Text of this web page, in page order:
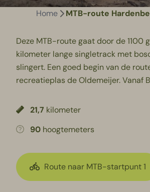
Home MTB-route
Deze MTB-route gaat door de
kilometer lange singletrack met
slingert. Een goed begin van de
recreatieplas de Oldemeijer. Vanaf
21,7 kilometer
90 hoogtemeters
Route naar MTB-startpunt 1